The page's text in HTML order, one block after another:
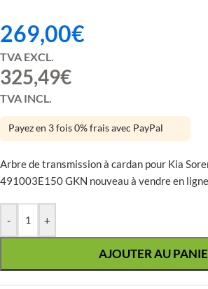
269,00€
TVA EXCL.
325,49€
TVA INCL.
Payez en 3 fois 0% frais avec PayPal
Arbre de transmission à cardan pour Kia
491003E150 GKN nouveau à vendre en
- +
AJOUTER AU